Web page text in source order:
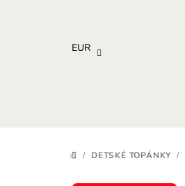
EUR
DOMOV
/ DETSKÉ TOPÁNKY /